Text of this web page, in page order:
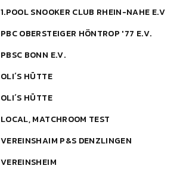
1.POOL SNOOKER CLUB RHEIN-NAHE E.V
PBC OBERSTEIGER HÖNTROP '77 E.V.
PBSC BONN E.V.
OLI´S HÜTTE
OLI´S HÜTTE
LOCAL, MATCHROOM TEST
VEREINSHAIM P&S DENZLINGEN
VEREINSHEIM